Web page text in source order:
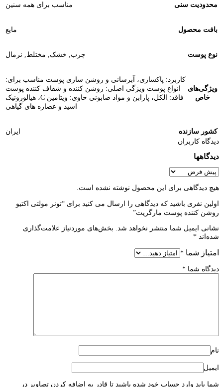
محدودیت سنی مناسب برای همه سنین
بافت محصول مایع
نوع پوست چرب, خشک, مختلط, نرمال
ویژگی‌های
خاص
کاربرد: پاکسازی، آبرسانی و روشن سازی پوست مناسب برای:
انواع پوست ویژگی اصلی: روشن کننده و شفاف کننده پوست
فاقد: الکل، پارابن و مواد صابونی حاوی: ویتامین C، هیالورونیک
اسید و عصاره های گیاهی
کشور سازنده
ایران
دیدگاه کاربران
دیدگاهها
هیچ دیدگاهی برای این محصول نوشته نشده است.
اولین نفری باشید که دیدگاهی را ارسال می کنید برای “تونر مولتی اکتیو
روشن کننده پوست مارگریت”
نشانی ایمیل شما منتشر نخواهد شد. بخش‌های موردنیاز علامت‌گذاری
شده‌اند *
امتیاز شما *
دیدگاه شما *
نام
ایمیل
شما باید وارد حساب خود شده باشید تا قادر به اضافه کردن تصاویر در